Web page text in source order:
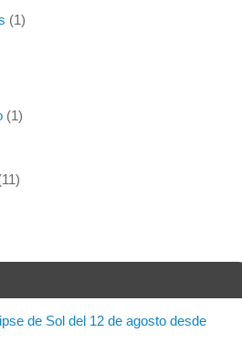
(1)
(1)
de Sol del 12 de agosto desde